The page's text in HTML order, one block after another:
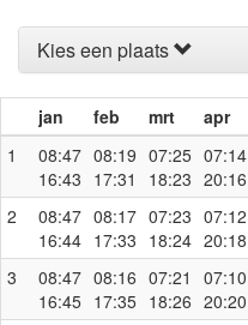
Kies een plaats
jan feb mrt apr
1
08:47
16:43
08:19
17:31
07:25
18:23
07:14
20:16
2
08:47
16:44
08:17
17:33
07:23
18:24
07:12
20:18
3
08:47
16:45
08:16
17:35
07:21
18:26
07:10
20:20